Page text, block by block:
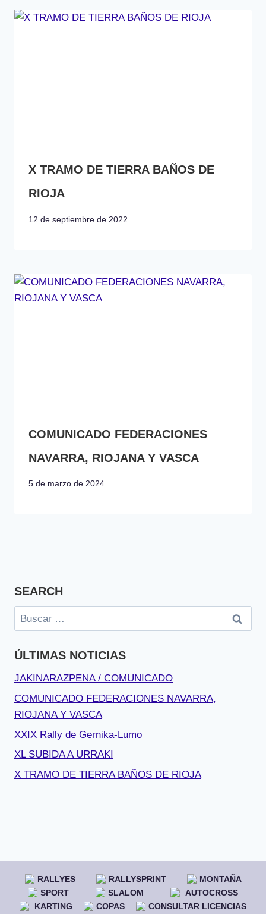
X TRAMO DE TIERRA BAÑOS DE
RIOJA
12 de septiembre de 2022
COMUNICADO FEDERACIONES
NAVARRA, RIOJANA Y VASCA
5 de marzo de 2024
SEARCH
Buscar:
ÚLTIMAS NOTICIAS
JAKINARAZPENA / COMUNICADO
COMUNICADO FEDERACIONES NAVARRA,
RIOJANA Y VASCA
XXIX Rally de Gernika-Lumo
XL SUBIDA A URRAKI
X TRAMO DE TIERRA BAÑOS DE RIOJA
RALLYES RALLYSPRINT
MONTAÑA
SPORT
SLALOM
AUTOCROSS
KARTING
COPAS
CONSULTAR LICENCIAS